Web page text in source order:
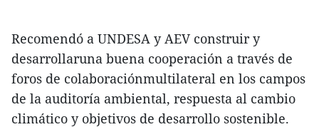
Recomendó a UNDESA y AEV construir y
desarrollaruna buena cooperación a través de
foros de colaboraciónmultilateral en los campos
de la auditoría ambiental, respuesta al cambio
climático y objetivos de desarrollo sostenible.